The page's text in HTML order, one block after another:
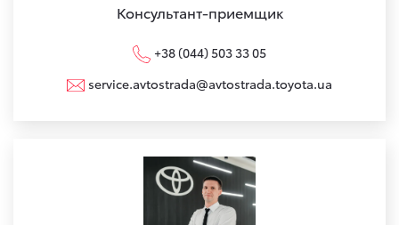
Консультант-приемщик
+38 (044) 503 33 05
service.avtostrada@avtostrada.toyota.ua